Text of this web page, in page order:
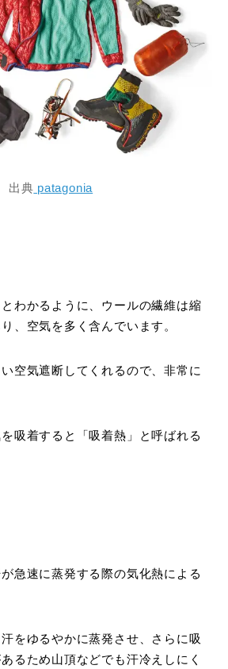
出典 patagonia
わかるように、ウールの繊維は縮
、空気を多く含んでいます。
空気遮断してくれるので、非常に
吸着すると「吸着熱」と呼ばれる
急速に蒸発する際の気化熱による
をゆるやかに蒸発させ、さらに吸
るため山頂などでも汗冷えしにく